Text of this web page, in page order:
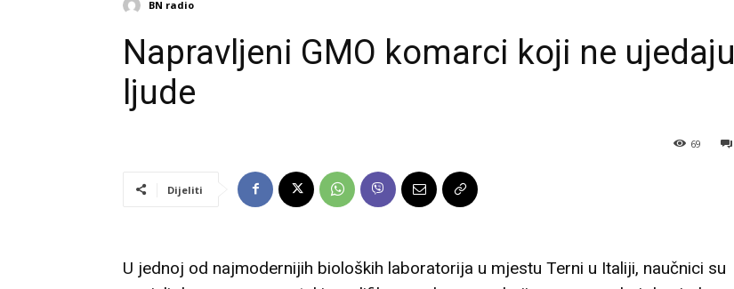
BN radio
Napravljeni GMO komarci koji ne ujedaju
ljude
69
Dijeliti
U jednoj od najmodernijih bioloških laboratorija u mjestu Terni u Italiji, naučnici su